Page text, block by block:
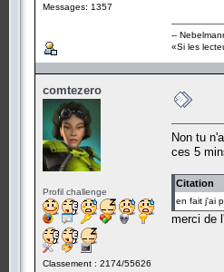
Messages: 1357
--
«Si les
comtezero
Profil challenge
Classement : 2174/55626
Non tu
ces 5
Citation
en fait j'ai
merci de